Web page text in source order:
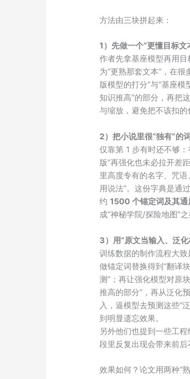
方法由三块拼起来：
1）先做一个“更懂目标文
作者先拿基座模型再用
为“更熟那套文本”，在
版模型的打分”与“基座
知识推高”的部分，再把
与缩放，避免把不该扣的
2）把小说里很“独有”的
仅靠第 1 步有时还不够
版”再强化也未必拉开差
里高度专有的名字、咒
用说法”。这份字典是通
约 1500 个锚定词及其通
成“神秘学院/探险地图”之
3）用“原文当输入、泛
训练数据的制作流程大
做锚定词替换得到“翻译
测”；再让强化模型对原
推高的部分”，再从泛化
入，逼模型去预测这些“
到明显遗忘效果。
另外他们也提到一些工
段里反复出现会带来前后
效果如何？论文用两种“